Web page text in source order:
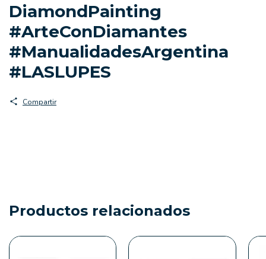
DiamondPainting
#ArteConDiamantes
#ManualidadesArgentina
#LASLUPES
Compartir
Productos relacionados